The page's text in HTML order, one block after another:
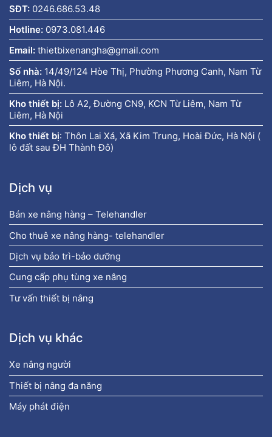
SĐT: 0246.686.53.48
Hotline: 0973.081.446
Email: thietbixenangha@gmail.com
Số nhà: 14/49/124 Hòe Thị, Phường Phương Canh, Nam Từ
Liêm, Hà Nội.
Kho thiết bị: Lô A2, Đường CN9, KCN Từ Liêm, Nam Từ
Liêm, Hà Nội
Kho thiết bị: Thôn Lai Xá, Xã Kim Trung, Hoài Đức, Hà Nội (
lô đất sau ĐH Thành Đô)
Dịch vụ
Bán xe nâng hàng – Telehandler
Cho thuê xe nâng hàng- telehandler
Dịch vụ bảo trì-bảo dưỡng
Cung cấp phụ tùng xe nâng
Tư vấn thiết bị nâng
Dịch vụ khác
Xe nâng người
Thiết bị nâng đa năng
Máy phát điện